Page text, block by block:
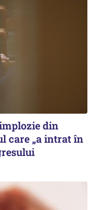
din
care „a intrat în